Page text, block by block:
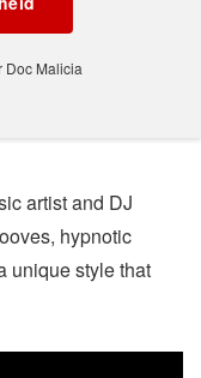
Doc Malicia
artist and DJ
hypnotic
unique style that
of movement